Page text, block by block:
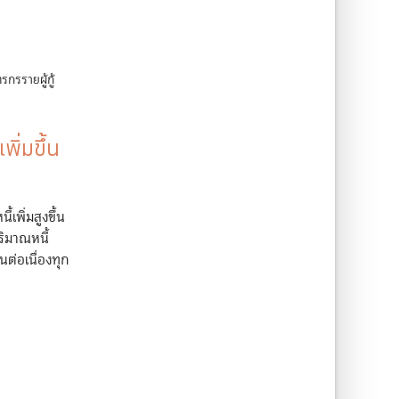
กรรายผู้กู้
พิ่มขึ้น
เพิ่มสูงขึ้น
มาณหนี้
ต่อเนื่องทุก